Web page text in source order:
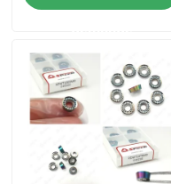
A propos de nous
Visite d'usine